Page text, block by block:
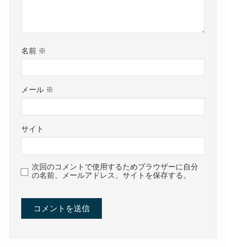
名前 ※
メール ※
サイト
次回のコメントで使用するためブラウザーに自分
の名前、メールアドレス、サイトを保存する。